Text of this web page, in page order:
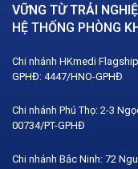
VỮNG TỪ TRẢI
HỆ THỐNG PHÒNG
Chi nhánh HKmedi
GPHĐ: 4447/HNO-GPHĐ
Chi nhánh Phú Thọ: 2-3
00734/PT-GPHĐ
Chi nhánh Bắc Ninh: 72